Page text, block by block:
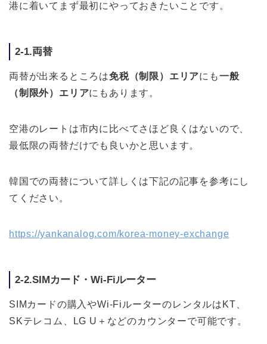
港に着いてまず最初にやっておきたいことです。
2-1.両替
両替が出来るところは免税（制限）エリアにも一般
（制限外）エリアにもあります。
空港のレートは市内に比べてさほど良くはないので、
最低限の両替だけでも良いかと思います。
韓国での両替について詳しくは下記の記事を参考にし
てください。
https://yankanalog.com/korea-money-exchange
2-2.SIMカード・Wi-Fiルーター
SIMカードの購入やWi-FiルーターのレンタルはKT、
SKテレコム、LG U＋などのカウンターで可能です。